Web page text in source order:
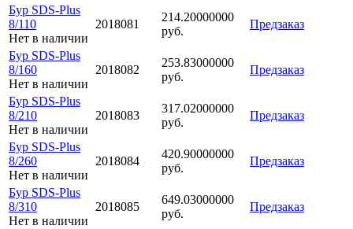
Бур SDS-Plus
8/110
Нет в наличии
2018081
214.20000000
руб.
Предзаказ
Бур SDS-Plus
8/160
Нет в наличии
2018082
253.83000000
руб.
Предзаказ
Бур SDS-Plus
8/210
Нет в наличии
2018083
317.02000000
руб.
Предзаказ
Бур SDS-Plus
8/260
Нет в наличии
2018084
420.90000000
руб.
Предзаказ
Бур SDS-Plus
8/310
Нет в наличии
2018085
649.03000000
руб.
Предзаказ